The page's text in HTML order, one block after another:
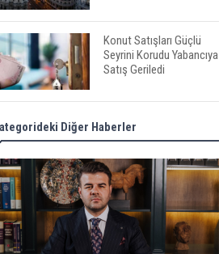
Konut Satışları Güçlü
Seyrini Korudu Yabancıya
Satış Geriledi
ABD'de İnşaat
Harcamaları Geriledi
Tercih Döneminde
Barınma Telaşı Başladı
Diğer Haberler